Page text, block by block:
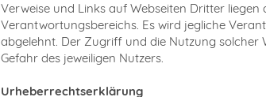
Verweise und Links auf Webseiten Dritter liegen
Verantwortungsbereichs. Es wird jegliche
abgelehnt. Der Zugriff und die Nutzung solcher
Gefahr des jeweiligen Nutzers.
Urheberrechtserklärung